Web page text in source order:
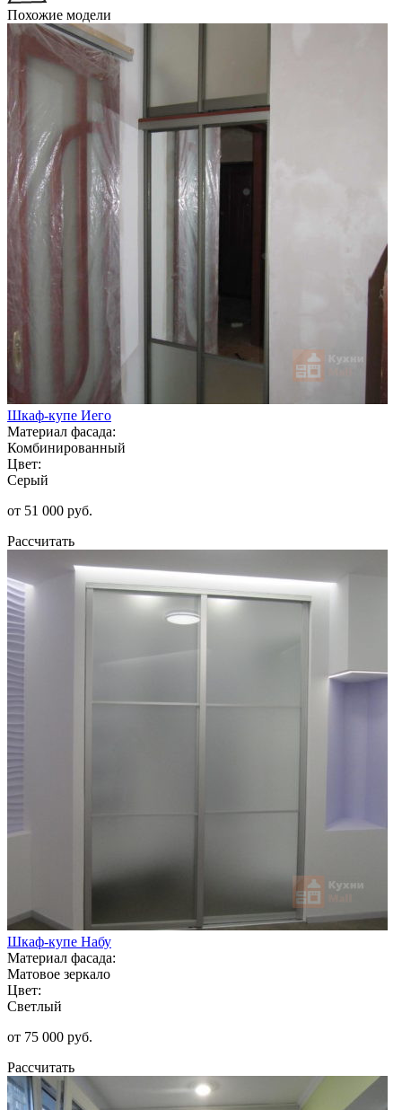
Похожие модели
Шкаф-купе Иего
Материал фасада:
Комбинированный
Цвет:
Серый
от 51 000 руб.
Рассчитать
Шкаф-купе Набу
Материал фасада:
Матовое зеркало
Цвет:
Светлый
от 75 000 руб.
Рассчитать